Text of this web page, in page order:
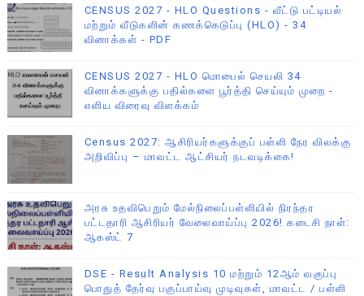
CENSUS 2027 - HLO Questions - வீட்டு பட்டியல்
மற்றும் வீடுகளின் கணக்கெடுப்பு (HLO) - 34
வினாக்கள் - PDF
CENSUS 2027 - HLO மொபைல் செயலி 34
வினாக்களுக்கு பதில்களை பூர்த்தி செய்யும் முறை -
எளிய விரைவு விளக்கம்
Census 2027: ஆசிரியர்களுக்குப் பள்ளி நேர விலக்கு
அறிவிப்பு – மாவட்ட ஆட்சியர் நடவடிக்கை!
அரசு உதவிபெறும் மேல்நிலைப்பள்ளியில் நிரந்தர
பட்டதாரி ஆசிரியர் வேலைவாய்ப்பு 2026! கடைசி நாள்:
ஆகஸ்ட் 7
DSE - Result Analysis 10 மற்றும் 12ஆம் வகுப்பு
பொதுத் தேர்வு பகுப்பாய்வு முடிவுகள், மாவட்ட / பள்ளி